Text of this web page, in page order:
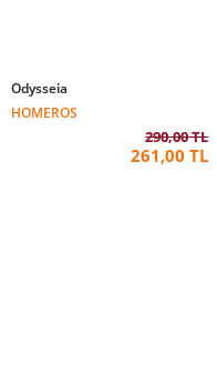
Odysseia
HOMEROS
290,00 TL
261,00 TL